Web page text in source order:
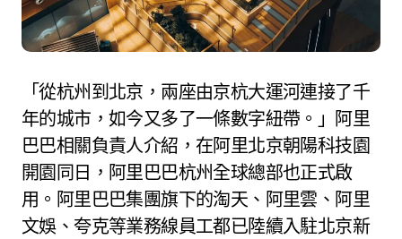
「從杭州到北京，兩座由京杭大運河連接了千
年的城市，如今又多了一條數字紐帶。」阿里
巴巴相關負責人介紹，在阿里北京朝陽科技園
開園同日，阿里巴巴杭州全球總部也正式啟
用。阿里巴巴集團旗下的淘天、阿里雲、阿里
文娛、夸克等業務線員工都已陸續入駐北京新